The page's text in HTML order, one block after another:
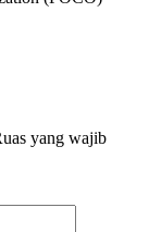
yang wajib